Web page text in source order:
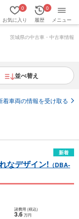
お気に入り
0
履歴
0
メニュー
茨城県の中古車・中古車情報
並べ替え
着車両の情報を受け取る
新着
なデザイン! （DBA-
諸費用 (税込)
3.6 万円